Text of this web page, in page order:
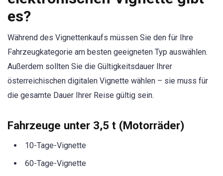
es?
Während des Vignettenkaufs müssen Sie den für Ihre
Fahrzeugkategorie am besten geeigneten Typ auswählen.
Außerdem sollten Sie die Gültigkeitsdauer Ihrer
österreichischen digitalen Vignette wählen – sie muss für
die gesamte Dauer Ihrer Reise gültig sein.
Fahrzeuge unter 3,5 t (Motorräder)
10-Tage-Vignette
60-Tage-Vignette